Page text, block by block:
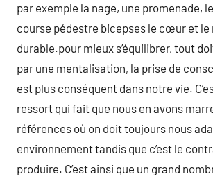
par exemple la nage, une promenade,
course pédestre bicepses le cœur et le
durable.pour mieux s’équilibrer, tout
par une mentalisation, la prise de
est plus conséquent dans notre vie.
ressort qui fait que nous en avons
références où on doit toujours nous
environnement tandis que c’est le
produire. C’est ainsi que un grand